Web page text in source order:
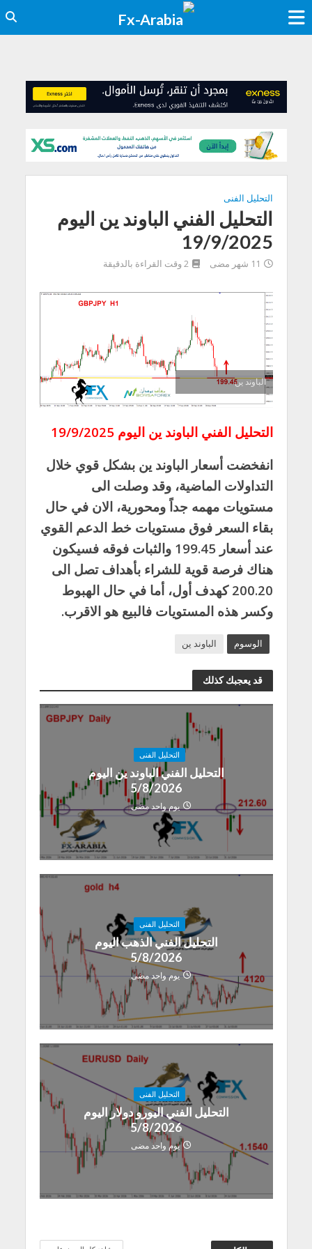
التحليل الفنى
التحليل الفني الباوند ين اليوم
19/9/2025
11 شهر مضى 2 وقت القراءة بالدقيقة
الباوند ين
التحليل الفني الباوند ين اليوم 19/9/2025
انفخضت أسعار الباوند ين بشكل قوي خلال
التداولات الماضية، وقد وصلت الى
مستويات مهمه جداً ومحورية، الان في حال
بقاء السعر فوق مستويات خط الدعم القوي
عند أسعار 199.45 والثبات فوقه فسيكون
هناك فرصة قوية للشراء بأهداف تصل الى
200.20 كهدف أول، أما في حال الهبوط
وكسر هذه المستويات فالبيع هو الاقرب.
الوسوم الباوند ين
قد يعجبك كذلك
التحليل الفنى
التحليل الفني الباوند ين اليوم
5/8/2026
يوم واحد مضى
التحليل الفنى
التحليل الفني الذهب اليوم
5/8/2026
يوم واحد مضى
التحليل الفنى
التحليل الفني اليورو دولار اليوم
5/8/2026
يوم واحد مضى